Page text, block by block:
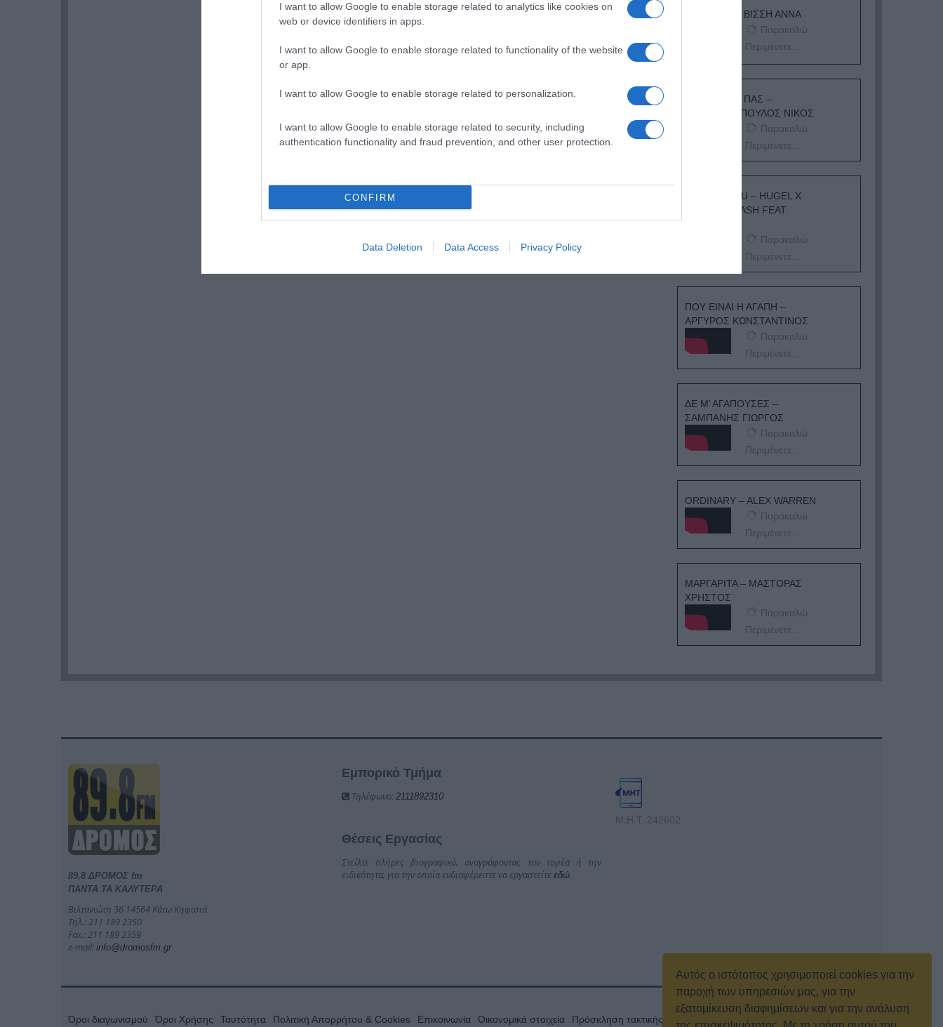
Αυτός ο ιστότοπος χρησιμοποιεί cookies για την
παροχή των υπηρεσιών μας, για την
εξατομίκευση διαφημίσεων και για την ανάλυση
I want to allow Google to enable storage related to analytics like cookies on
web or device identifiers in apps.
I want to allow Google to enable storage related to functionality of the website
or app.
I want to allow Google to enable storage related to personalization.
I want to allow Google to enable storage related to security, including
authentication functionality and fraud prevention, and other user protection.
CONFIRM
Data Deletion Data Access Privacy Policy
ΕΞΑΙΡΕΣΗ – ΒΙΣΣΗ ΑΝΝΑ
Παρακαλώ
Περιμένετε...
ΟΠΟΥ ΚΙ ΑΝ ΠΑΣ –
ΟΙΚΟΝΟΜΟΠΟΥΛΟΣ ΝΙΚΟΣ
Παρακαλώ
Περιμένετε...
I ADORE YOU – HUGEL X
TOPIC X ARASH FEAT.
Παρακαλώ
Περιμένετε...
ΠΟΥ ΕΙΝΑΙ Η ΑΓΑΠΗ –
ΑΡΓΥΡΟΣ ΚΩΝΣΤΑΝΤΙΝΟΣ
Παρακαλώ
Περιμένετε...
ΔΕ Μ’ ΑΓΑΠΟΥΣΕΣ –
ΣΑΜΠΑΝΗΣ ΓΙΩΡΓΟΣ
Παρακαλώ
Περιμένετε...
ORDINARY – ALEX WARREN
Παρακαλώ
Περιμένετε...
ΜΑΡΓΑΡΙΤΑ – ΜΑΣΤΟΡΑΣ
ΧΡΗΣΤΟΣ
Παρακαλώ
Περιμένετε...
89,8 ΔΡΟΜΟΣ fm
ΠΑΝΤΑ ΤΑ ΚΑΛΥΤΕΡΑ
Βιλτανιώτη 36 14564 Κάτω Κηφισιά
Τηλ.: 211 189 2350
Fax.: 211 189 2359
e-mail: info@dromosfm.gr
Εμπορικό Τμήμα
Τηλέφωνο: 2111892310
Θέσεις Εργασίας
Στείλτε πλήρες βιογραφικό, αναγράφοντας τον τομέα ή την
ειδικότητα, για την οποία ενδιαφέρεστε να εργαστείτε εδώ
Μ.Η.Τ. 242602
Όροι διαγωνισμού Όροι Χρήσης Ταυτότητα Πολιτική Απορρήτου & Cookies Επικοινωνία Οικονομικά στοιχεία Πρόσκληση τακτικής γενικής συνέλευσης Κρατική Διαφήμιση